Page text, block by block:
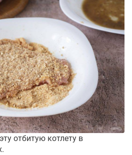
отбитую котлету в